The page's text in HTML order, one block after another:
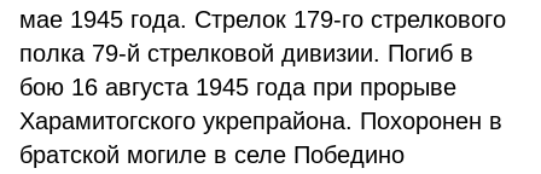
мае 1945 года. Стрелок 179-го стрелкового
полка 79-й стрелковой дивизии. Погиб в
бою 16 августа 1945 года при прорыве
Харамитогского укрепрайона. Похоронен в
братской могиле в селе Победино